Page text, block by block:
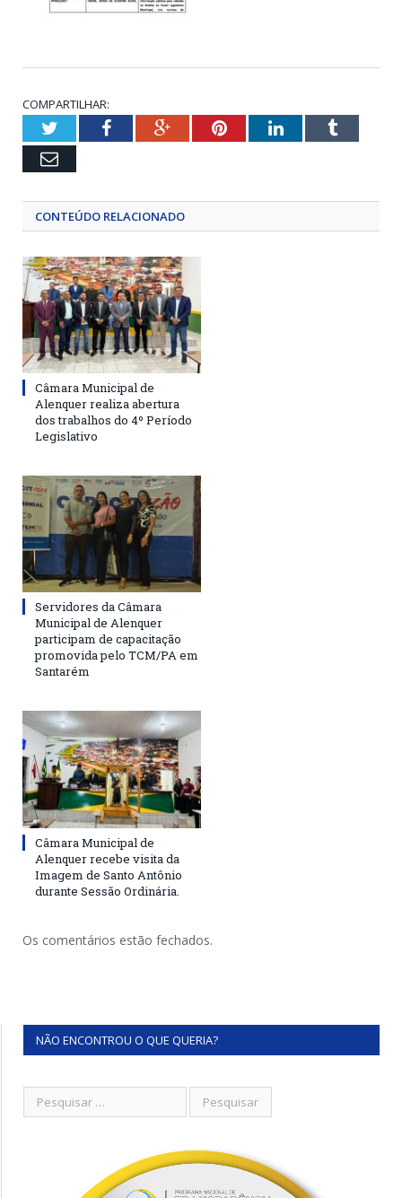
COMPARTILHAR:
TwitterFacebookGoogle+PinterestLinkedInTumblr
Email
CONTEÚDO RELACIONADO
Câmara Municipal de
Alenquer realiza abertura
dos trabalhos do 4º Período
Legislativo
Servidores da Câmara
Municipal de Alenquer
participam de capacitação
promovida pelo TCM/PA em
Santarém
Câmara Municipal de
Alenquer recebe visita da
Imagem de Santo Antônio
durante Sessão Ordinária.
Os comentários estão fechados.
NÃO ENCONTROU O QUE QUERIA?